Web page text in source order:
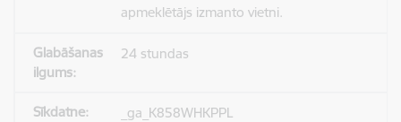
apmeklētājs izmanto vietni.
24 stundas
_ga_K858WHKPPL